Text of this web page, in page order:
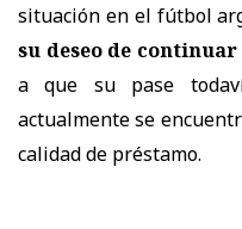
situación en el fútbol
su deseo de
a que su pase
actualmente se
calidad de préstamo.